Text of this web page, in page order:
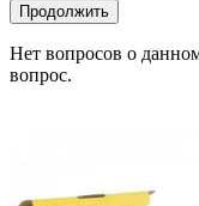
Продолжить
Нет вопросов о
вопрос.